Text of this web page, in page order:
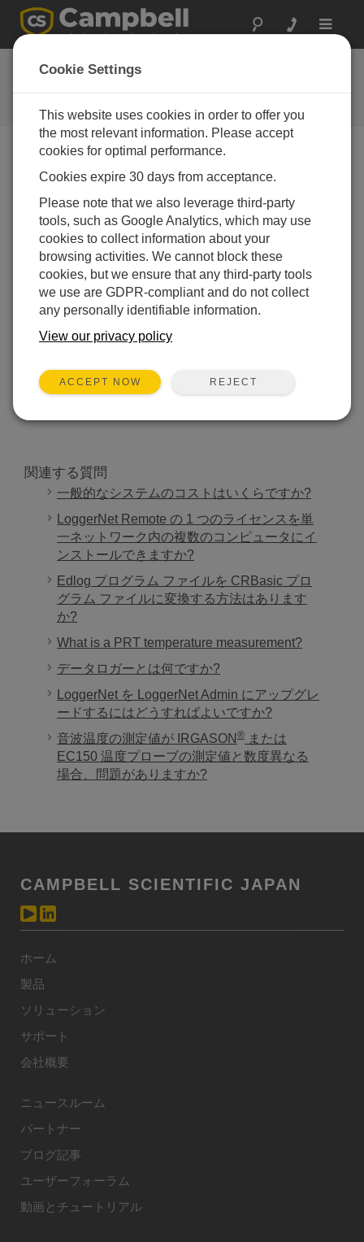
Toggle
よくある質問
当社の製品とソリューションに関
するよくある質問
転倒マス式雨量計で最もよくあるエラーは何
ですか?
最も一般的なエラーは、雨量計の校正がずれてい
るように見えるか、またはデータロガーによって
雨量計の先端が正しく記録されていないかのいず
れかです。
この回答は役に立ちましたか？
関連する質問
一般的なシステムのコストはいくらですか?
LoggerNet Remote の 1 つのライセンスを単
一ネットワーク内の複数のコンピュータにイ
ンストールできますか?
Edlog プログラム ファイルを CRBasic プロ
グラム ファイルに変換する方法はあります
か?
What is a PRT temperature measurement?
データロガーとは何ですか?
LoggerNet を LoggerNet Admin にアップグレ
ードするにはどうすればよいですか?
音波温度の測定値が IRGASON ® または
EC150 温度プローブの測定値と数度異なる
場合、問題がありますか?
CAMPBELL SCIENTIFIC JAPAN
ホーム
製品
ソリューション
サポート
会社概要
ニュースルーム
パートナー
ブログ記事
ユーザーフォーラム
動画とチュートリアル
Cookie Settings
This website uses cookies in order to offer you
the most relevant information. Please accept
cookies for optimal performance.
Cookies expire 30 days from acceptance.
Please note that we also leverage third-party
tools, such as Google Analytics, which may use
cookies to collect information about your
browsing activities. We cannot block these
cookies, but we ensure that any third-party tools
we use are GDPR-compliant and do not collect
any personally identifiable information.
View our privacy policy
ACCEPT NOW REJECT